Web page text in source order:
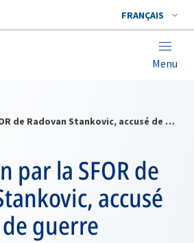
FRANÇAIS
Menu
Arrestation par la SFOR de Radovan Stankovic, accusé de crimes de guerre
par la SFOR de
accusé
guerre